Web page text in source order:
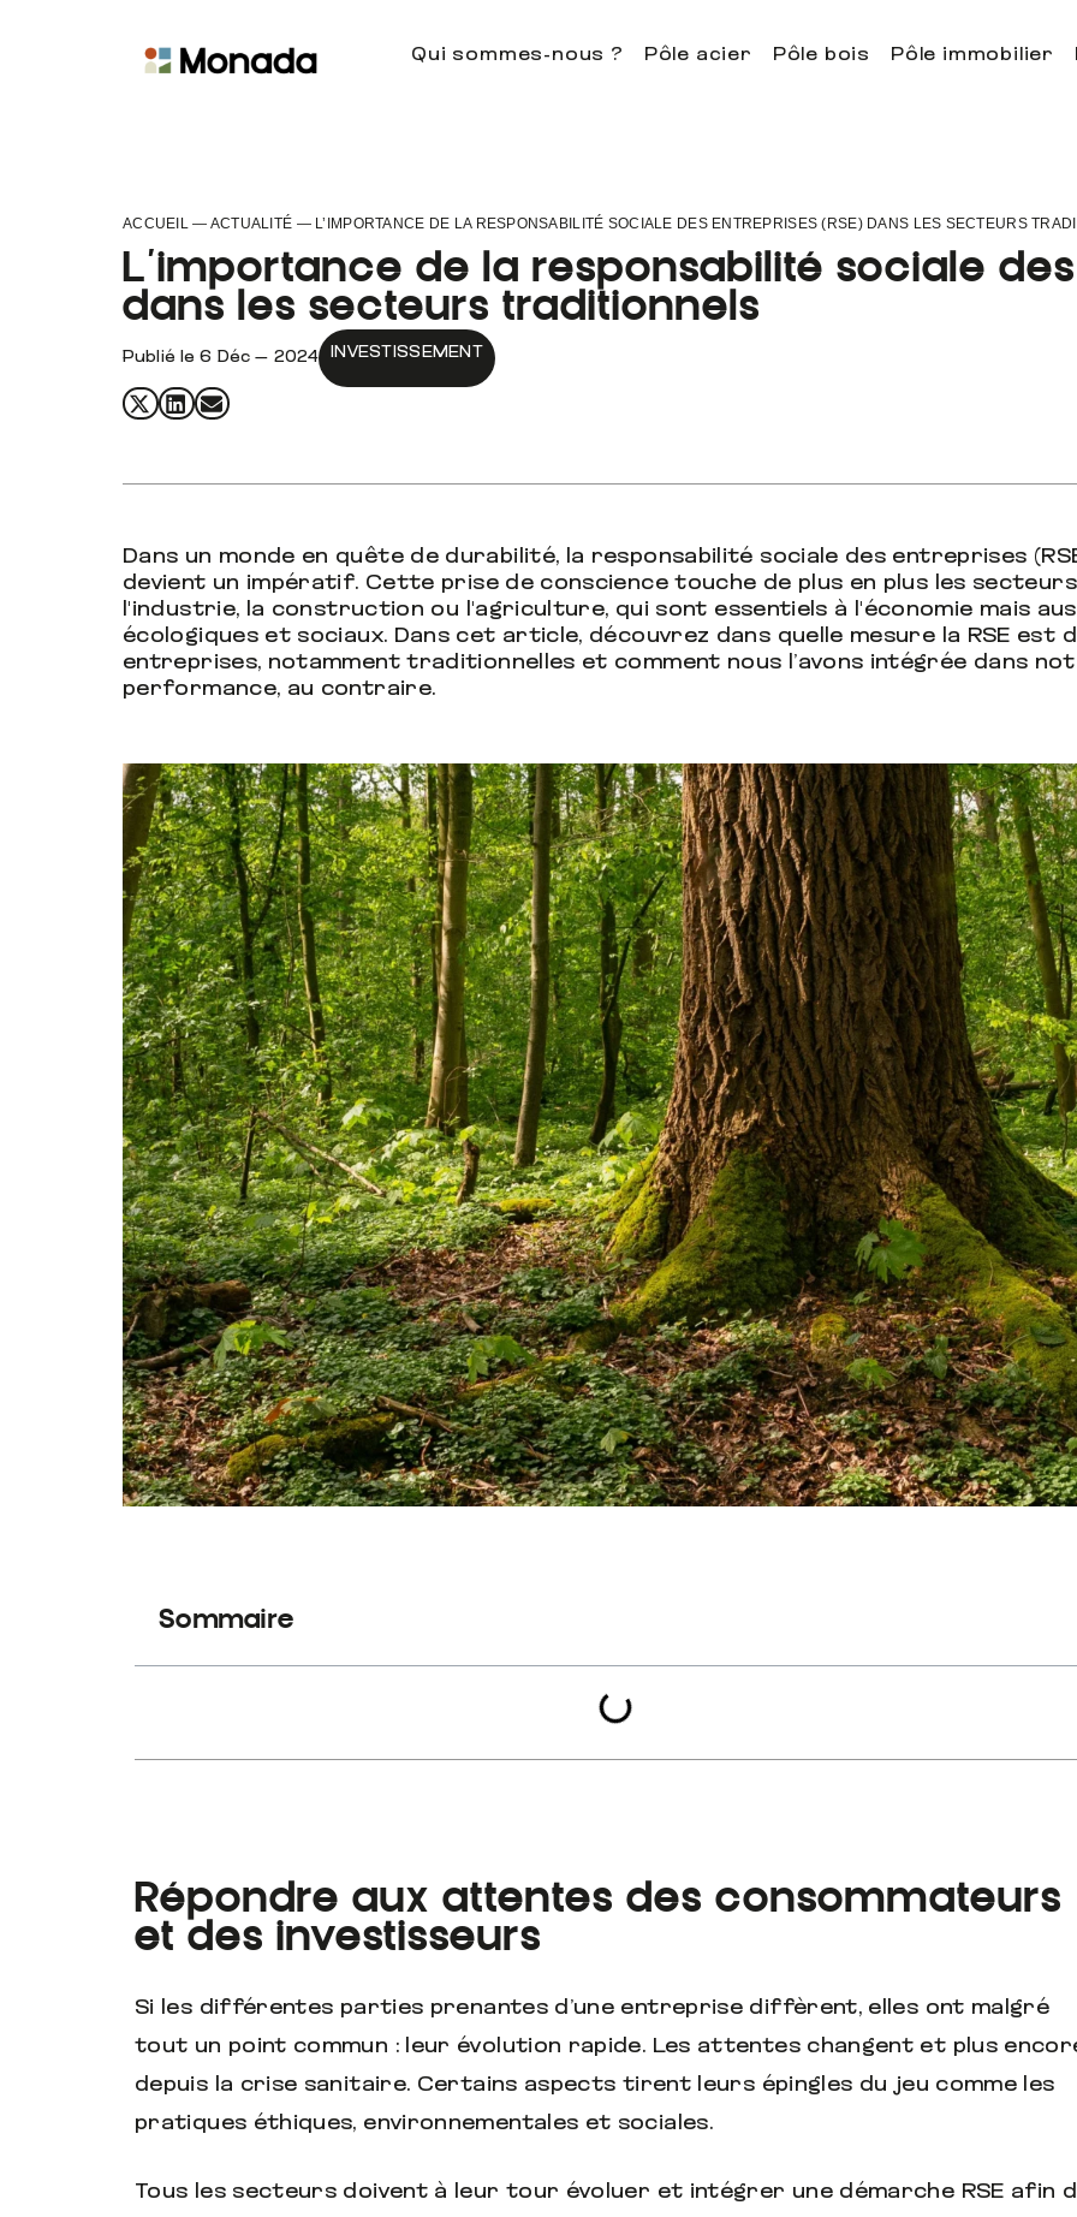
Qui sommes-nous ? Pôle acier Pôle bois Pôle immobilier
ACCUEIL— ACTUALITÉ — L’IMPORTANCE DE LA RESPONSABILITÉ SOCIALE DES ENTREPRISES (RSE) DANS LES SECTEURS
L’importance de la responsabilité sociale
dans les secteurs traditionnels
Publié le 6 Déc — 2024 INVESTISSEMENT
Dans un monde en quête de durabilité, la responsabilité sociale des entreprises
devient un impératif. Cette prise de conscience touche de plus en plus les
l'industrie, la construction ou l'agriculture, qui sont essentiels à l'économie mais
écologiques et sociaux. Dans cet article, découvrez dans quelle mesure la RSE est
entreprises, notamment traditionnelles et comment nous l’avons intégrée dans
performance, au contraire.
Sommaire
Répondre aux attentes des consommateurs
et des investisseurs
Si les différentes parties prenantes d’une entreprise diffèrent, elles ont malgré
tout un point commun : leur évolution rapide. Les attentes changent et plus
depuis la crise sanitaire. Certains aspects tirent leurs épingles du jeu comme les
pratiques éthiques, environnementales et sociales.
Tous les secteurs doivent à leur tour évoluer et intégrer une démarche RSE afin